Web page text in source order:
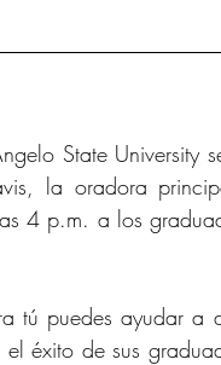
State University
la oradora
4 p.m. a los
tú puedes ayudar a
éxito de sus